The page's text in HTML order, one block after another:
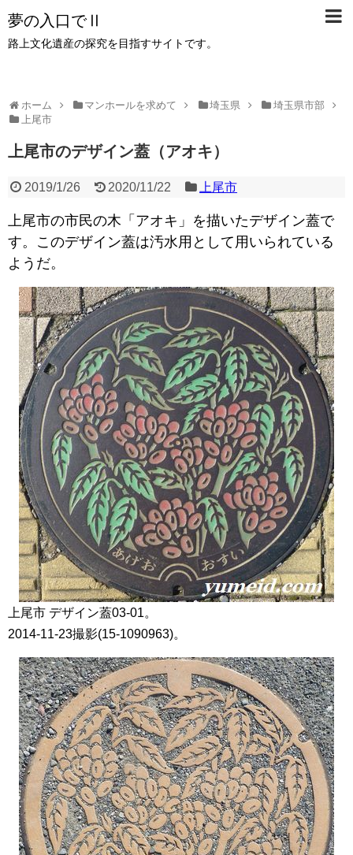
夢の入口でⅡ
路上文化遺産の探究を目指すサイトです。
ホーム マンホールを求めて 埼玉県
埼玉県市部
上尾市
上尾市のデザイン蓋（アオキ）
2019/1/26 2020/11/22 上尾市
上尾市の市民の木「アオキ」を描いたデザイン蓋で
す。 このデザイン蓋は汚水用として用いられている
ようだ。
上尾市 デザイン蓋03-01。
2014-11-23撮影(15-1090963)。